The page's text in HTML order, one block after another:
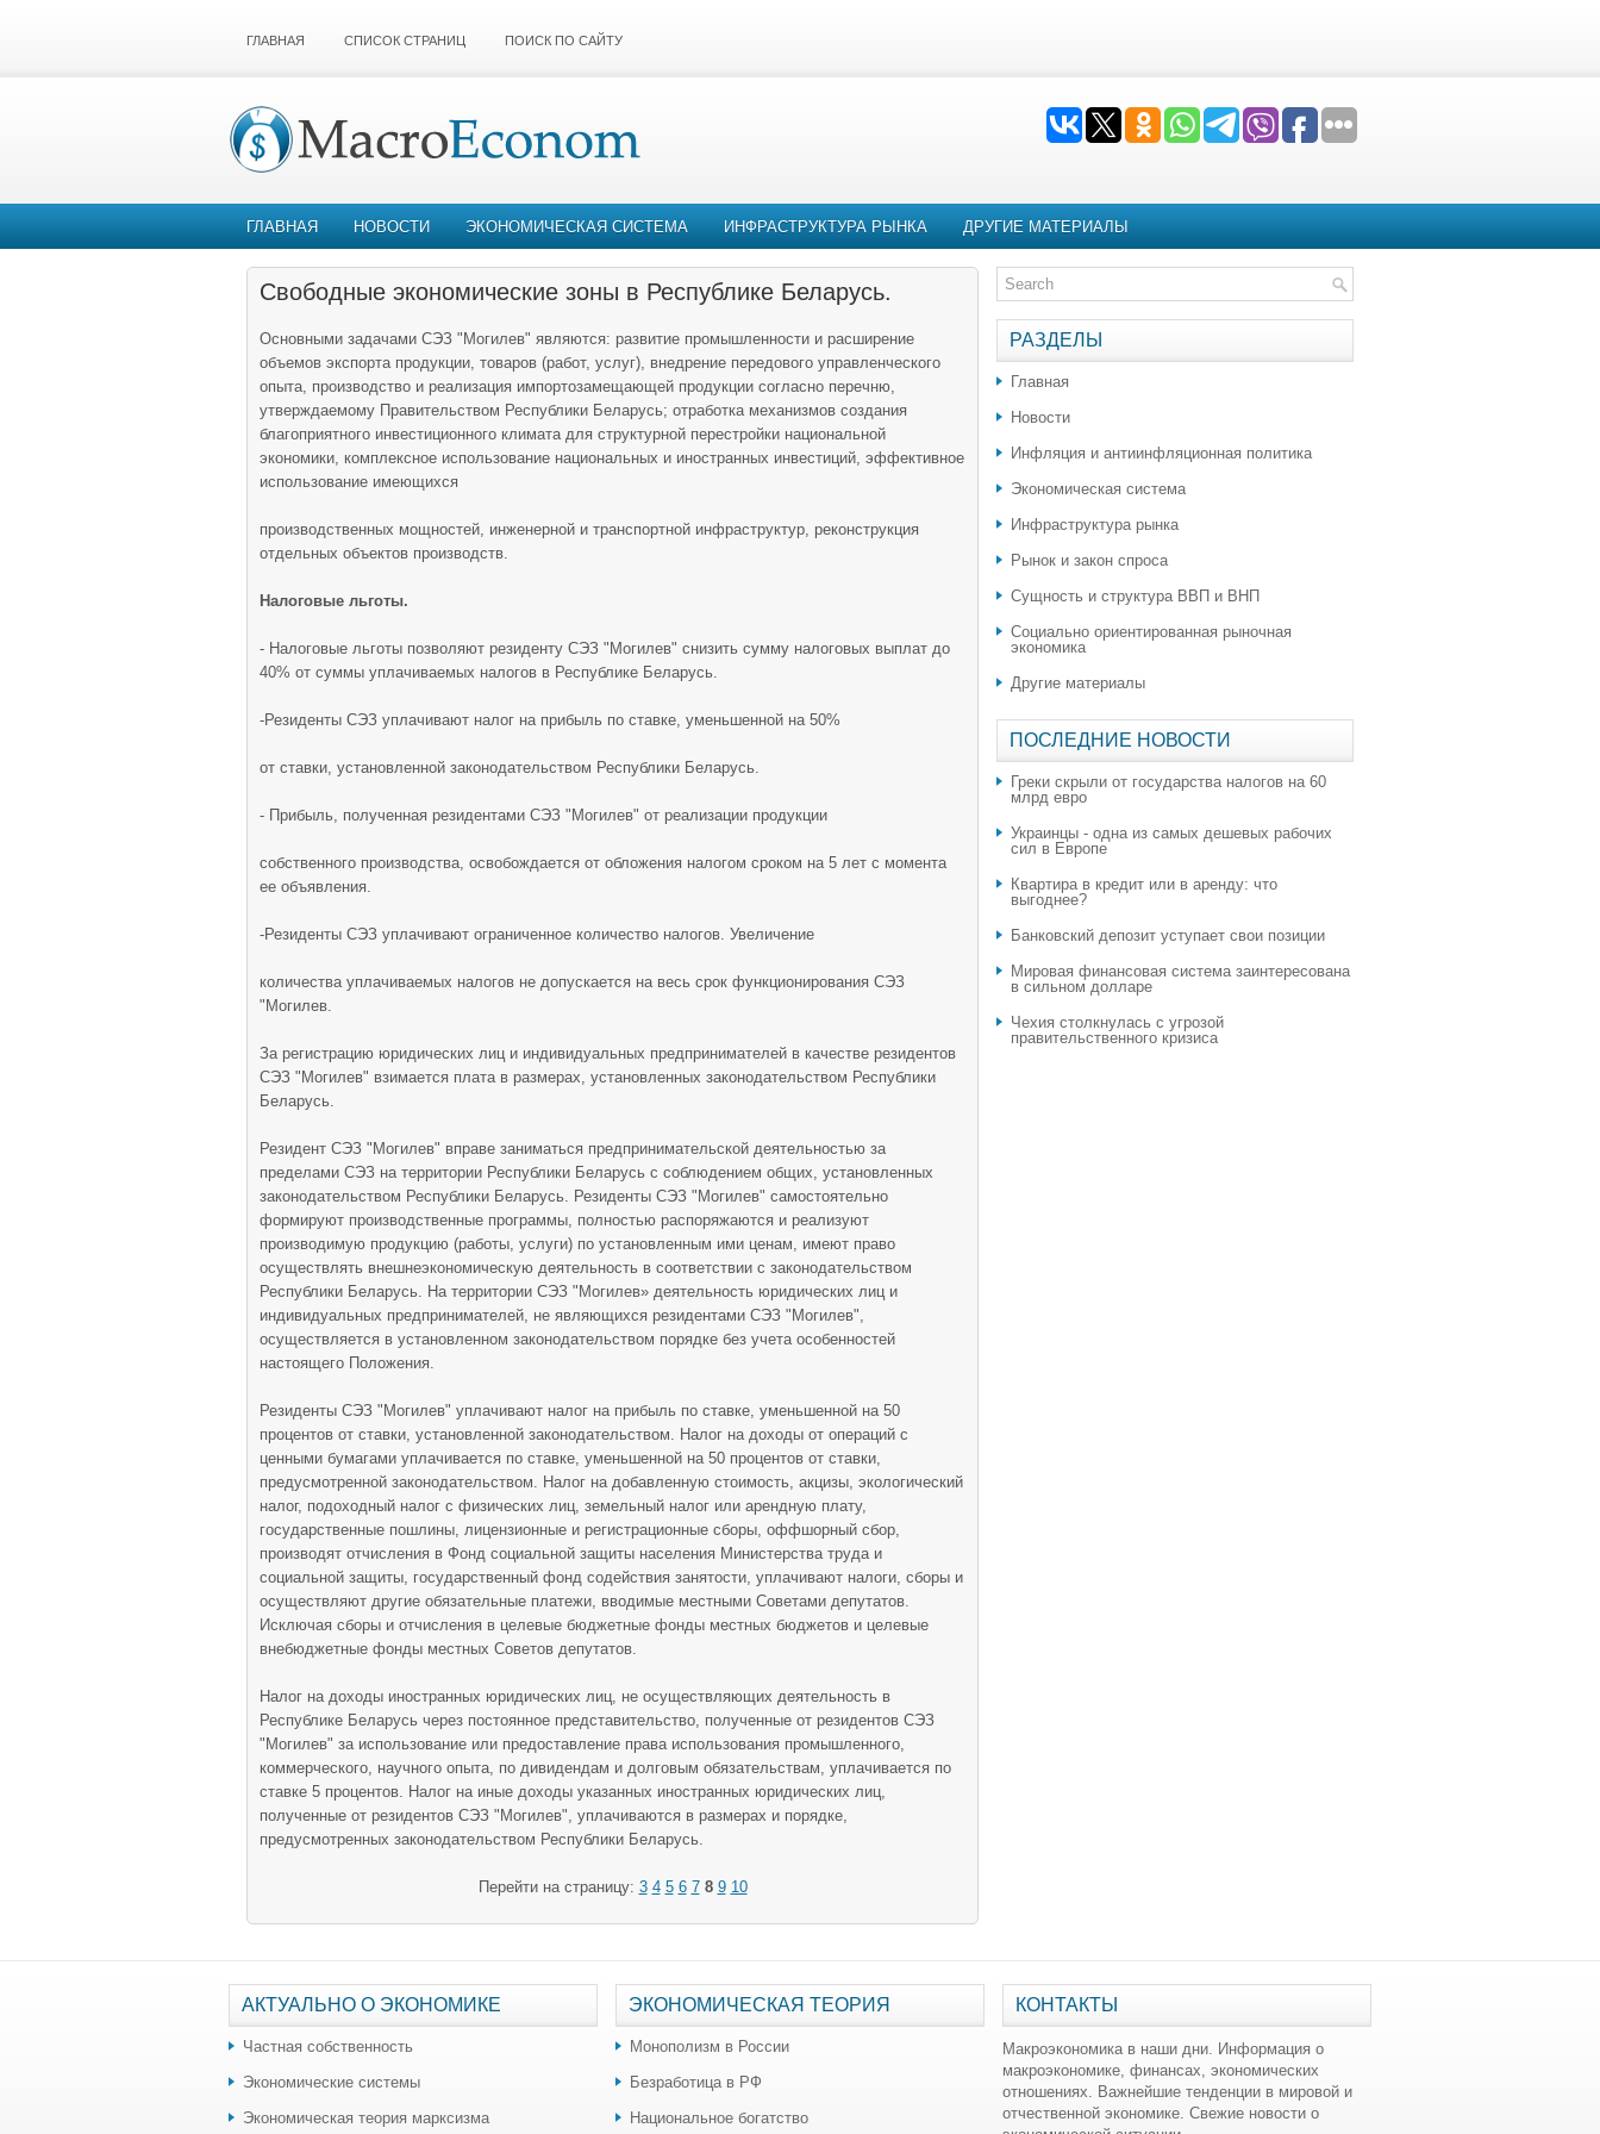
ГЛАВНАЯ СПИСОК СТРАНИЦ ПОИСК ПО САЙТУ
ГЛАВНАЯ НОВОСТИ ЭКОНОМИЧЕСКАЯ СИСТЕМА ИНФРАСТРУКТУРА РЫНКА ДРУГИЕ МАТЕРИАЛЫ
Свободные экономические зоны в Республике Беларусь.
Основными задачами СЭЗ "Могилев" являются: развитие промышленности и расширение
объемов экспорта продукции, товаров (работ, услуг), внедрение передового управленческого
опыта, производство и реализация импортозамещающей продукции согласно перечню,
утверждаемому Правительством Республики Беларусь; отработка механизмов создания
благоприятного инвестиционного климата для структурной перестройки национальной
экономики, комплексное использование национальных и иностранных инвестиций, эффективное
использование имеющихся
производственных мощностей, инженерной и транспортной инфраструктур, реконструкция
отдельных объектов производств.
Налоговые льготы.
- Налоговые льготы позволяют резиденту СЭЗ "Могилев" снизить сумму налоговых выплат до
40% от суммы уплачиваемых налогов в Республике Беларусь.
-Резиденты СЭЗ уплачивают налог на прибыль по ставке, уменьшенной на 50%
от ставки, установленной законодательством Республики Беларусь.
- Прибыль, полученная резидентами СЭЗ "Могилев" от реализации продукции
собственного производства, освобождается от обложения налогом сроком на 5 лет с момента
ее объявления.
-Резиденты СЭЗ уплачивают ограниченное количество налогов. Увеличение
количества уплачиваемых налогов не допускается на весь срок функционирования СЭЗ
"Могилев.
За регистрацию юридических лиц и индивидуальных предпринимателей в качестве резидентов
СЭЗ "Могилев" взимается плата в размерах, установленных законодательством Республики
Беларусь.
Резидент СЭЗ "Могилев" вправе заниматься предпринимательской деятельностью за
пределами СЭЗ на территории Республики Беларусь с соблюдением общих, установленных
законодательством Республики Беларусь. Резиденты СЭЗ "Могилев" самостоятельно
формируют производственные программы, полностью распоряжаются и реализуют
производимую продукцию (работы, услуги) по установленным ими ценам, имеют право
осуществлять внешнеэкономическую деятельность в соответствии с законодательством
Республики Беларусь. На территории СЭЗ "Могилев» деятельность юридических лиц и
индивидуальных предпринимателей, не являющихся резидентами СЭЗ "Могилев",
осуществляется в установленном законодательством порядке без учета особенностей
настоящего Положения.
Резиденты СЭЗ "Могилев" уплачивают налог на прибыль по ставке, уменьшенной на 50
процентов от ставки, установленной законодательством. Налог на доходы от операций с
ценными бумагами уплачивается по ставке, уменьшенной на 50 процентов от ставки,
предусмотренной законодательством. Налог на добавленную стоимость, акцизы, экологический
налог, подоходный налог с физических лиц, земельный налог или арендную плату,
государственные пошлины, лицензионные и регистрационные сборы, оффшорный сбор,
производят отчисления в Фонд социальной защиты населения Министерства труда и
социальной защиты, государственный фонд содействия занятости, уплачивают налоги, сборы и
осуществляют другие обязательные платежи, вводимые местными Советами депутатов.
Исключая сборы и отчисления в целевые бюджетные фонды местных бюджетов и целевые
внебюджетные фонды местных Советов депутатов.
Налог на доходы иностранных юридических лиц, не осуществляющих деятельность в
Республике Беларусь через постоянное представительство, полученные от резидентов СЭЗ
"Могилев" за использование или предоставление права использования промышленного,
коммерческого, научного опыта, по дивидендам и долговым обязательствам, уплачивается по
ставке 5 процентов. Налог на иные доходы указанных иностранных юридических лиц,
полученные от резидентов СЭЗ "Могилев", уплачиваются в размерах и порядке,
предусмотренных законодательством Республики Беларусь.
Перейти на страницу: 3 4 5 6 7 8 9 10
РАЗДЕЛЫ
Главная
Новости
Инфляция и антиинфляционная политика
Экономическая система
Инфраструктура рынка
Рынок и закон спроса
Сущность и структура ВВП и ВНП
Социально ориентированная рыночная
экономика
Другие материалы
ПОСЛЕДНИЕ НОВОСТИ
Греки скрыли от государства налогов на 60
млрд евро
Украинцы - одна из самых дешевых рабочих
сил в Европе
Квартира в кредит или в аренду: что
выгоднее?
​Банковский депозит уступает свои позиции
Мировая финансовая система заинтересована
в сильном долларе
Чехия столкнулась с угрозой
правительственного кризиса
АКТУАЛЬНО О ЭКОНОМИКЕ
Частная собственность
Экономические системы
Экономическая теория марксизма
ЭКОНОМИЧЕСКАЯ ТЕОРИЯ
Монополизм в России
Безработица в РФ
Национальное богатство
КОНТАКТЫ
Макроэкономика в наши дни. Информация о
макроэкономике, финансах, экономических
отношениях. Важнейшие тенденции в мировой и
отчественной экономике. Свежие новости о